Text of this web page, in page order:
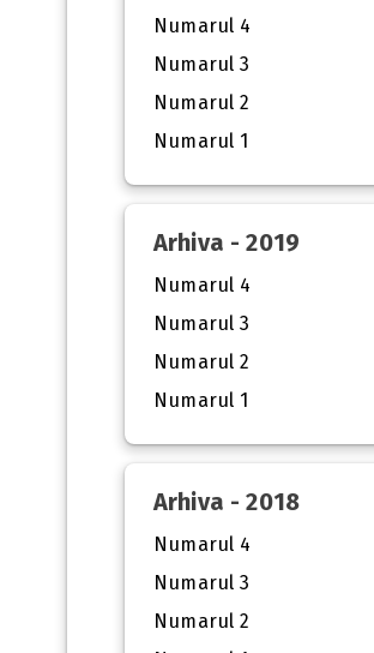
Numarul 4
Numarul 3
Numarul 2
Numarul 1
Arhiva - 2019
Numarul 4
Numarul 3
Numarul 2
Numarul 1
Arhiva - 2018
Numarul 4
Numarul 3
Numarul 2